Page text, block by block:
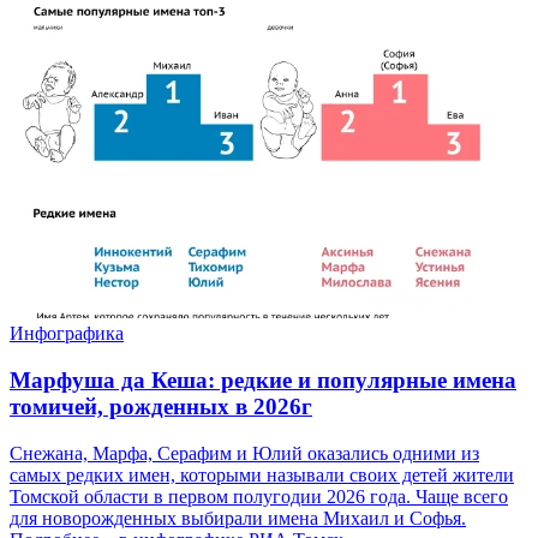
Инфографика
Марфуша да Кеша: редкие и популярные имена
томичей, рожденных в 2026г
Снежана, Марфа, Серафим и Юлий оказались одними из
самых редких имен, которыми называли своих детей жители
Томской области в первом полугодии 2026 года. Чаще всего
для новорожденных выбирали имена Михаил и Софья.